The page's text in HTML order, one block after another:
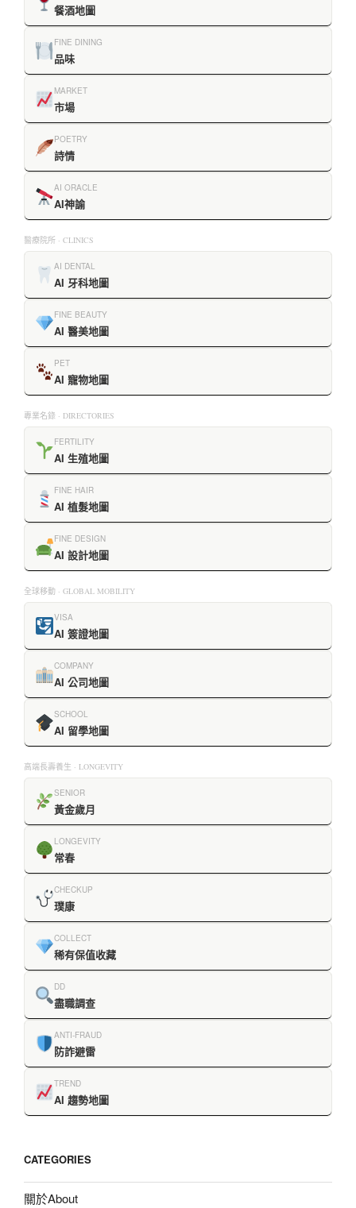
餐酒地圖
FINE DINING
品味
MARKET
市場
POETRY
詩情
AI ORACLE
AI神諭
醫療院所 · CLINICS
AI DENTAL
AI 牙科地圖
FINE BEAUTY
AI 醫美地圖
PET
AI 寵物地圖
專業名錄 · DIRECTORIES
FERTILITY
AI 生殖地圖
FINE HAIR
AI 植髮地圖
FINE DESIGN
AI 設計地圖
全球移動 · GLOBAL MOBILITY
VISA
AI 簽證地圖
COMPANY
AI 公司地圖
SCHOOL
AI 留學地圖
高端長壽養生 · LONGEVITY
SENIOR
黃金歲月
LONGEVITY
常春
CHECKUP
璞康
COLLECT
稀有保值收藏
DD
盡職調查
ANTI-FRAUD
防詐避雷
TREND
AI 趨勢地圖
CATEGORIES
關於About